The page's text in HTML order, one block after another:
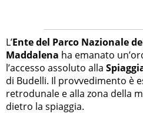
L’Ente del Parco Nazionale
Maddalena ha emanato
l’accesso assoluto alla
di Budelli. Il provvedimento è
retrodunale e alla zona della
dietro la spiaggia.